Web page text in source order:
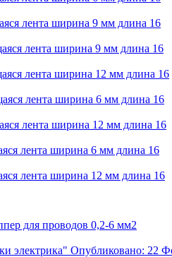
лента ширина 9 мм длина 16
лента ширина 9 мм длина 16
лента ширина 12 мм длина 16
лента ширина 6 мм длина 16
лента ширина 12 мм длина 16
лента ширина 6 мм длина 16
лента ширина 12 мм длина 16
электрика" Опубликовано: 22